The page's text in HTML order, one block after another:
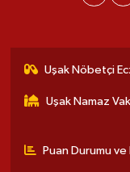
Uşak Nöbetçi
Uşak Namaz
Puan Durumu ve